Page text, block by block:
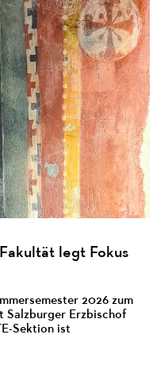
legt Fokus
2026 zum
Salzburger Erzbischof
Sektion ist